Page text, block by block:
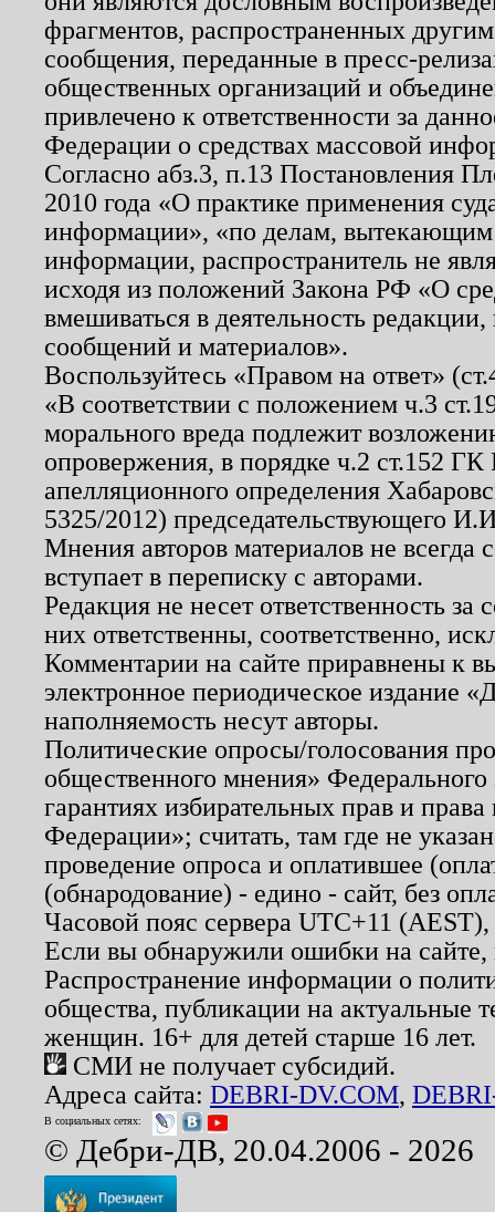
фрагментов, распространенных
сообщения, переданные в пресс-
общественных организаций и
привлечено к ответственности за
Федерации о средствах массовой
Согласно абз.3, п.13 Постановления
2010 года «О практике применения
информации», «по делам, вытекающим
информации, распространитель не
исходя из положений Закона РФ «О
вмешиваться в деятельность
сообщений и материалов».
Воспользуйтесь «Правом на ответ»
«В соответствии с положением ч.3
морального вреда подлежит
опровержения, в порядке ч.2 ст.152
апелляционного определения
5325/2012) председательствующего
Мнения авторов материалов не
вступает в переписку с авторами.
Редакция не несет ответственность
них ответственны, соответственно,
Комментарии на сайте приравнены к
электронное периодическое издание
наполняемость несут авторы.
Политические опросы/голосования
общественного мнения»
гарантиях избирательных прав и
Федерации»; считать, там где не
проведение опроса и оплатившее
(обнародование) - едино - сайт, без
Часовой пояс сервера UTC+11
Если вы обнаружили ошибки на
Распространение информации о
общества, публикации на актуальные
женщин. 16+ для детей старше 16 лет.
СМИ не получает субсидий.
Адреса сайта: DEBRI-DV.COM,
В социальных сетях:
© Дебри-ДВ, 20.04.2006 - 2026